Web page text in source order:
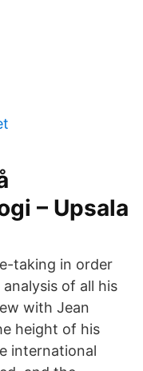
– Upsala
taking in order
of all his
with Jean
height of his
international